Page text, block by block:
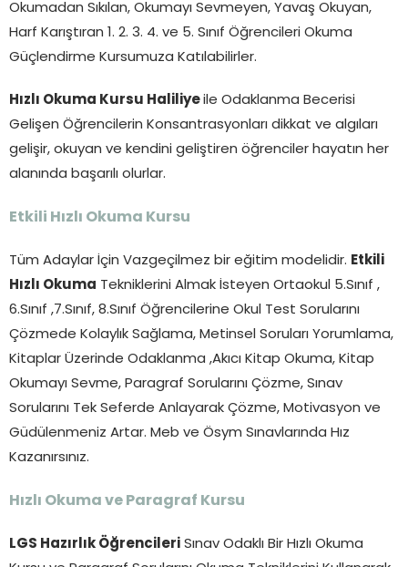
Okumadan Sıkılan, Okumayı Sevmeyen, Yavaş Okuyan,
Harf Karıştıran 1. 2. 3. 4. ve 5. Sınıf Öğrencileri Okuma
Güçlendirme Kursumuza Katılabilirler.
Hızlı Okuma Kursu Haliliye ile Odaklanma Becerisi
Gelişen Öğrencilerin Konsantrasyonları dikkat ve algıları
gelişir, okuyan ve kendini geliştiren öğrenciler hayatın her
alanında başarılı olurlar.
Etkili Hızlı Okuma Kursu
Tüm Adaylar İçin Vazgeçilmez bir eğitim modelidir. Etkili
Hızlı Okuma Tekniklerini Almak İsteyen Ortaokul 5.Sınıf ,
6.Sınıf ,7.Sınıf, 8.Sınıf Öğrencilerine Okul Test Sorularını
Çözmede Kolaylık Sağlama, Metinsel Soruları Yorumlama,
Kitaplar Üzerinde Odaklanma ,Akıcı Kitap Okuma, Kitap
Okumayı Sevme, Paragraf Sorularını Çözme, Sınav
Sorularını Tek Seferde Anlayarak Çözme, Motivasyon ve
Güdülenmeniz Artar. Meb ve Ösym Sınavlarında Hız
Kazanırsınız.
Hızlı Okuma ve Paragraf Kursu
LGS Hazırlık Öğrencileri Sınav Odaklı Bir Hızlı Okuma